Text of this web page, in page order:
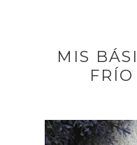
MIS